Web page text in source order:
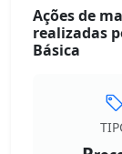
Ações de
realizadas
Básica